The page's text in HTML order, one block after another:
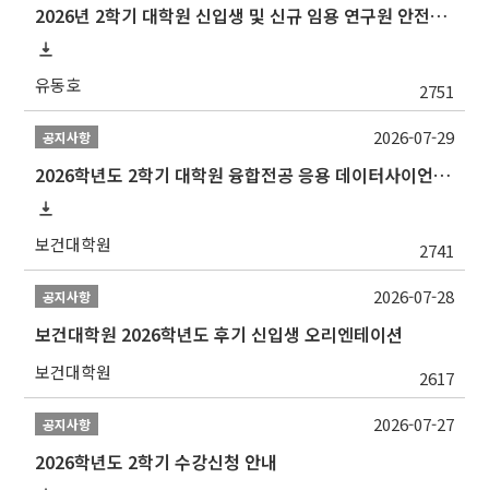
2026년 2학기 대학원 신입생 및 신규 임용 연구원 안전환경교육(신규교육) 실시 안내
유동호 2751
공지사항
2026학년도 2학기 대학원 융합전공 응용 데이터사이언스 선발 계획 알림
보건대학원 2741
2026-07-29
공지사항
보건대학원 2026학년도 후기 신입생 오리엔테이션
보건대학원 2617
2026-07-28
공지사항
2026학년도 2학기 수강신청 안내
2026-07-27